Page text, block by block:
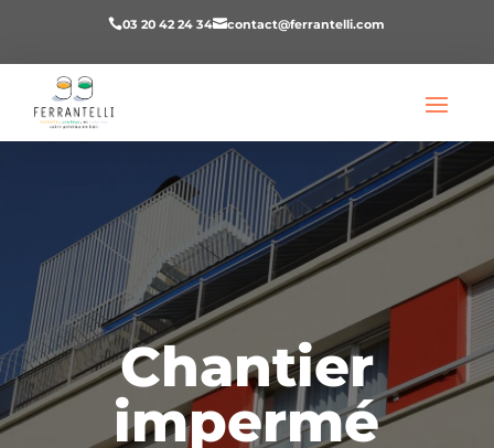
03 20 42 24 34contact@ferrantelli.com
Chantier
impermé